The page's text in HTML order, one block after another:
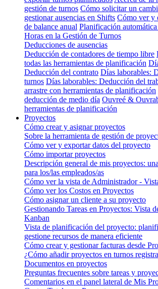
gestión de turnos Cómo solicitar un
gestionar ausencias en Shifts Cómo ver y
de balance anual Planificación
Horas en la Gestión de Turnos
Deducciones de ausencias
Deducción de contadores de tiempo libre
todas las herramientas de planificación
Deducción del contrato Días laborables:
turnos Días laborables: Deducción del
arrastre con herramientas de planificación
deducción de medio día Ouvreé &
herramientas de planificación
Proyectos
Cómo crear y asignar proyectos
Sobre la herramienta de gestión de
Cómo ver y exportar datos del proyecto
Cómo importar proyectos
Descripción general de mis proyectos:
para los/las empleados/as
Cómo ver la vista de Administrador -
Cómo ver los Costos en Proyectos
Cómo asignar un cliente a su proyecto
Gestionando Tareas en Proyectos: Vista
Kanban
Vista de planificación del proyecto:
gestione recursos de manera eficiente
Cómo crear y gestionar facturas desde
¿Cómo añadir proyectos en turnos
Documentos en proyectos
Preguntas frecuentes sobre tareas y
Comentarios en el panel lateral de Mis